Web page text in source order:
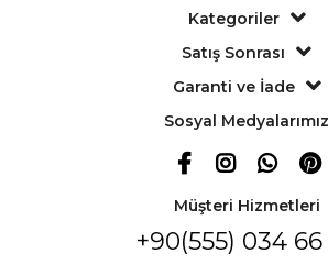
Kategoriler
Satış Sonrası
Garanti ve İade
Sosyal Medyalarımız
Müşteri Hizmetleri
+90(555) 034